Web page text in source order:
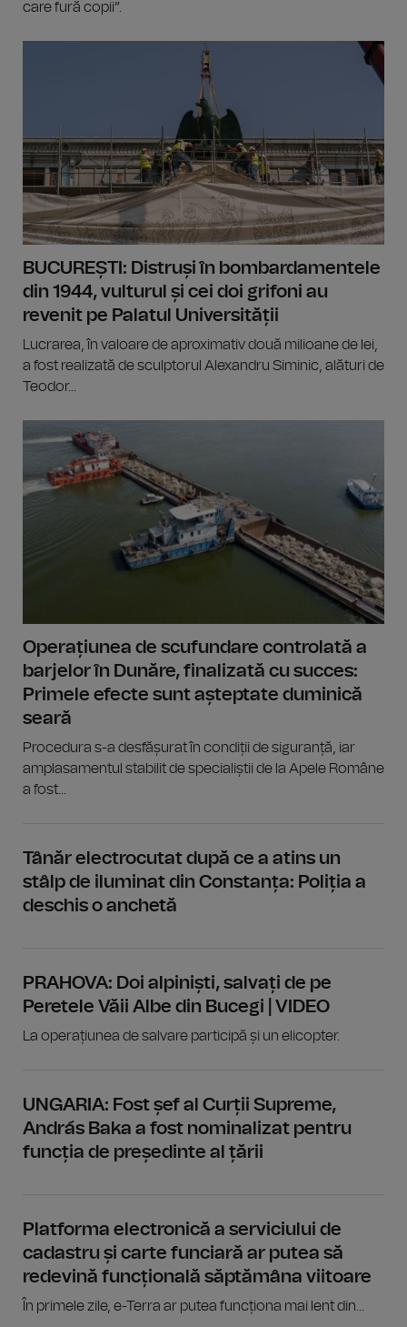
care fură copii”.
BUCUREȘTI: Distruși în bombardamentele
din 1944, vulturul și cei doi grifoni au
revenit pe Palatul Universității
Lucrarea, în valoare de aproximativ două milioane de lei,
a fost realizată de sculptorul Alexandru Siminic, alături de
Teodor...
Operațiunea de scufundare controlată a
barjelor în Dunăre, finalizată cu succes:
Primele efecte sunt așteptate duminică
seară
Procedura s-a desfășurat în condiții de siguranță, iar
amplasamentul stabilit de specialiștii de la Apele Române
a fost...
Tânăr electrocutat după ce a atins un
stâlp de iluminat din Constanța: Poliția a
deschis o anchetă
PRAHOVA: Doi alpiniști, salvați de pe
Peretele Văii Albe din Bucegi | VIDEO
La operațiunea de salvare participă și un elicopter.
UNGARIA: Fost șef al Curții Supreme,
András Baka a fost nominalizat pentru
funcția de președinte al țării
Platforma electronică a serviciului de
cadastru și carte funciară ar putea să
redevină funcțională săptămâna viitoare
În primele zile, e-Terra ar putea funcționa mai lent din...